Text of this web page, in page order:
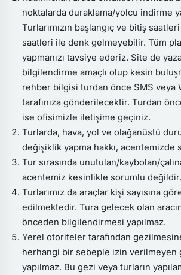
noktalarda duraklama/yolcu indirme
Turlarımızın başlangıç ve bitiş
saatleri ile denk gelmeyebilir. Tüm
yapmanızı tavsiye ederiz. Site de
bilgilendirme amaçlı olup kesin
rehber bilgisi turdan önce SMS veya
tarafınıza gönderilecektir. Turdan
ise ofisimizle iletişime geçiniz.
Turlarda, hava, yol ve olağanüstü
değişiklik yapma hakkı, acentemizde
Tur sırasında unutulan/kaybolan/
acentemiz kesinlikle sorumlu değildir.
Turlarımız da araçlar kişi sayısına
edilmektedir. Tura gelecek olan aracın
önceden bilgilendirmesi yapılmaz.
Yerel otoriteler tarafından
herhangi bir sebeple izin verilmeyen
yapılmaz. Bu gezi veya turların